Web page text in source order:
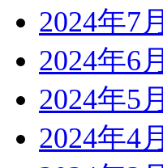
2024年7月
2024年6月
2024年5月
2024年4月